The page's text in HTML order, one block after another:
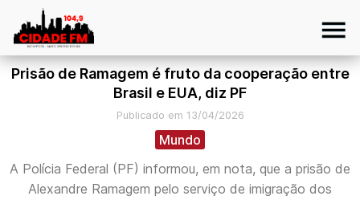
Prisão de Ramagem é fruto da cooperação entre
Brasil e EUA, diz PF
Publicado em 13/04/2026
Mundo
A Polícia Federal (PF) informou, em nota, que a prisão de
Alexandre Ramagem pelo serviço de imigração dos